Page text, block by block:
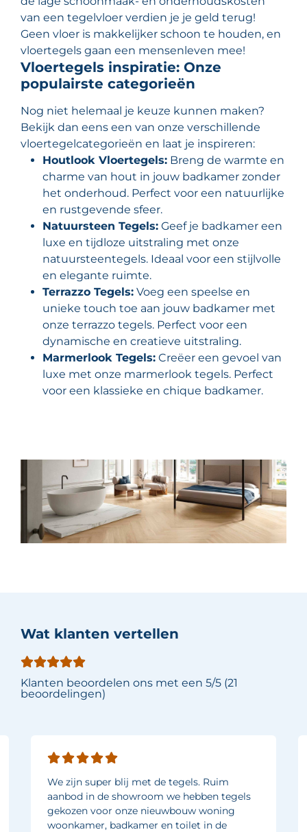
van een tegelvloer verdien je je geld terug!
Geen vloer is makkelijker schoon te houden, en
vloertegels gaan een mensenleven mee!
Vloertegels inspiratie: Onze
populairste categorieën
Nog niet helemaal je keuze kunnen maken?
Bekijk dan eens een van onze verschillende
vloertegelcategorieën en laat je inspireren:
Houtlook Vloertegels: Breng de warmte en
charme van hout in jouw badkamer zonder
het onderhoud. Perfect voor een natuurlijke
en rustgevende sfeer.
Natuursteen Tegels: Geef je badkamer een
luxe en tijdloze uitstraling met onze
natuursteentegels. Ideaal voor een stijlvolle
en elegante ruimte.
Terrazzo Tegels: Voeg een speelse en
unieke touch toe aan jouw badkamer met
onze terrazzo tegels. Perfect voor een
dynamische en creatieve uitstraling.
Marmerlook Tegels: Creëer een gevoel van
luxe met onze marmerlook tegels. Perfect
voor een klassieke en chique badkamer.
Wat klanten vertellen
Klanten beoordelen ons met een 5/5 (21
beoordelingen)
We zijn super blij met de tegels. Ruim
aanbod in de showroom we hebben tegels
gekozen voor onze nieuwbouw woning
woonkamer, badkamer en toilet in de